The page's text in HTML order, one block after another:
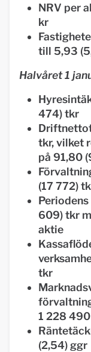
NRV per
kr
till 5,93
Halvåret 1
474) tkr
tkr, vilket
på 91,80
(17 772)
609) tkr
aktie
tkr
1 228
(2,54) ggr